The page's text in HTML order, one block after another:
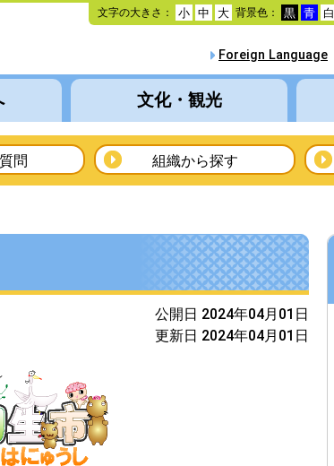
本
文
動
文字の大きさ： 小 中 大 背景色： 黒 青 白
Foreign Language
文化・観光
問 組織から探す
公開日 2024年04月01日
更新日 2024年04月01日